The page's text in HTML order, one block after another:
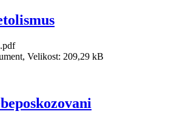
Velikost: 209,29 kB